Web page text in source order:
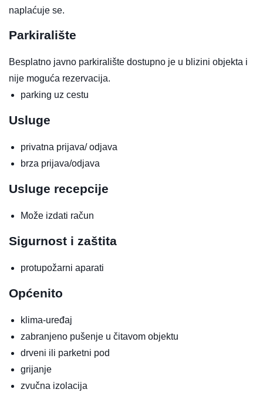
naplaćuje se.
Parkiralište
Besplatno javno parkiralište dostupno je u blizini objekta i
nije moguća rezervacija.
parking uz cestu
Usluge
privatna prijava/ odjava
brza prijava/odjava
Usluge recepcije
Može izdati račun
Sigurnost i zaštita
protupožarni aparati
Općenito
klima-uređaj
zabranjeno pušenje u čitavom objektu
drveni ili parketni pod
grijanje
zvučna izolacija